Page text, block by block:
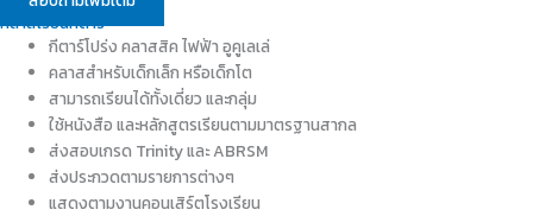
คลาสเรียนกีตาร์
กีตาร์โปร่ง คลาสสิค ไฟฟ้า อูคูเลเล่
คลาสสำหรับเด็กเล็ก หรือเด็กโต
สามารถเรียนได้ทั้งเดี่ยว และกลุ่ม
ใช้หนังสือ และหลักสูตรเรียนตามมาตรฐานสากล
ส่งสอบเกรด Trinity และ ABRSM
ส่งประกวดตามรายการต่างๆ
แสดงตามงานคอนเสิร์ตโรงเรียน